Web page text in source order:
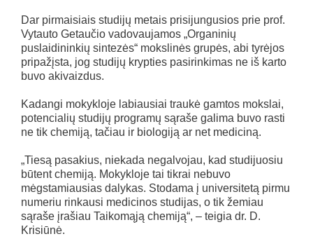
Dar pirmaisiais studijų metais prisijungusios prie prof.
Vytauto Getaučio vadovaujamos „Organinių
puslaidininkių sintezės“ mokslinės grupės, abi tyrėjos
pripažįsta, jog studijų krypties pasirinkimas ne iš karto
buvo akivaizdus.
Kadangi mokykloje labiausiai traukė gamtos mokslai,
potencialių studijų programų sąraše galima buvo rasti
ne tik chemiją, tačiau ir biologiją ar net mediciną.
„Tiesą pasakius, niekada negalvojau, kad studijuosiu
būtent chemiją. Mokykloje tai tikrai nebuvo
mėgstamiausias dalykas. Stodama į universitetą pirmu
numeriu rinkausi medicinos studijas, o tik žemiau
sąraše įrašiau Taikomąją chemiją“, – teigia dr. D.
Krisiūnė.